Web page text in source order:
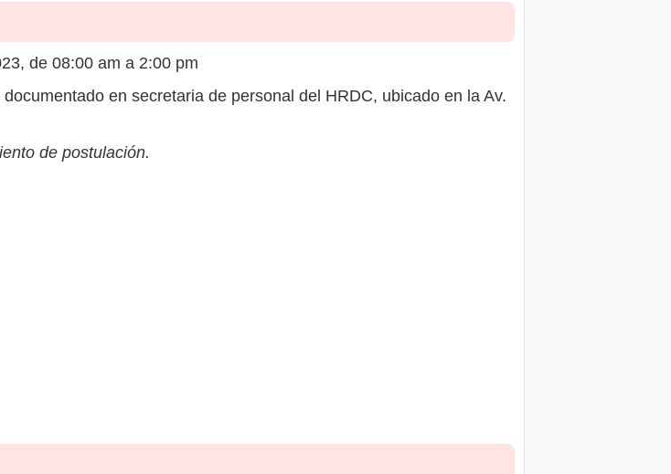
de 08:00 am a 2:00 pm
en secretaria de personal del HRDC, ubicado en la Av.
de postulación.